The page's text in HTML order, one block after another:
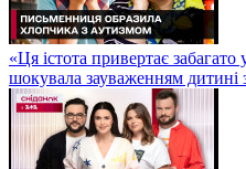
«Ця істота привертає
шокувала зауваженням дитині